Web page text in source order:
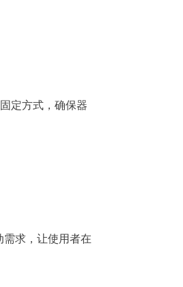
定方式，确保器
求，让使用者在